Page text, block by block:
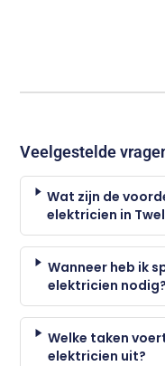
Veelgestelde
Wat zijn de
elektricien in
Wanneer heb ik
elektricien nodig?
Welke taken
elektricien uit?